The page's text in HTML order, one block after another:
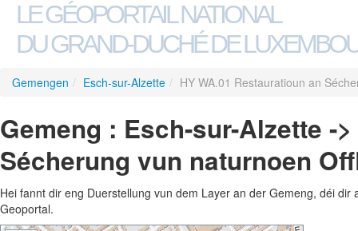
LE GÉOPORTAIL NATIONAL
DU GRAND-DUCHÉ DE
Gemengen / Esch-sur-Alzette / HY WA.01 Restauratioun an
Gemeng : Esch-sur-Alzette -
Sécherung vun naturnoen
Hei fannt dir eng Duerstellung vun dem Layer an der Gemeng, déi
Geoportal.